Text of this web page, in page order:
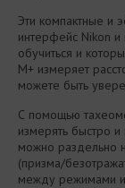
Эти компактные и
интерфейс Nikon
обучиться и
M+ измеряет
можете быть
С помощью
измерять быстро
можно раздельно
(призма/
между режимами